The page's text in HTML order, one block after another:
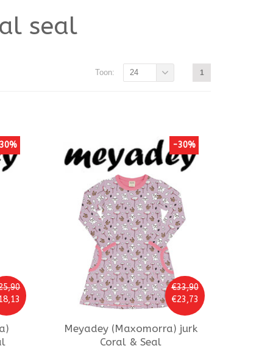
seal
1
Toon: 24
€33,90
€23,73
-30%
Meyadey (Maxomorra) jurk
Coral & Seal